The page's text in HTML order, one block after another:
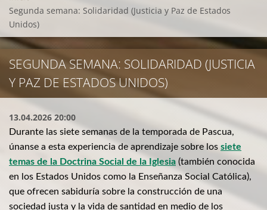
Segunda semana: Solidaridad (Justicia y Paz de Estados
Unidos)
SEGUNDA SEMANA: SOLIDARIDAD (JUSTICIA
Y PAZ DE ESTADOS UNIDOS)
13.04.2026 20:00
Durante las siete semanas de la temporada de Pascua,
únanse a esta experiencia de aprendizaje sobre los siete
temas de la Doctrina Social de la Iglesia (también conocida
en los Estados Unidos como la Enseñanza Social Católica),
que ofrecen sabiduría sobre la construcción de una
sociedad justa y la vida de santidad en medio de los